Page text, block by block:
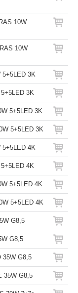
10W
10W
5+5LED 3K
3K
5+5LED 3K
5+5LED 3K
5+5LED 4K
4K
5+5LED 4K
5+5LED 4K
G8,5
G8,5
35W G8,5
35W G8,5